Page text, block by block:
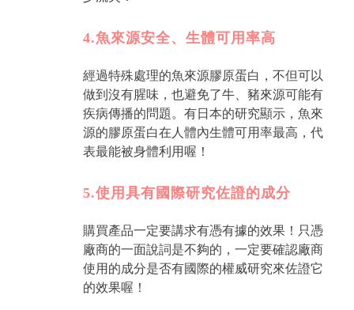
4.魚來源安全、生體可用率高
經過特殊處理的魚來源膠原蛋白，不但可以
做到沒有腥味，也避免了牛、豬來源可能有
疾病傳播的問題。有日本的研究顯示，魚來
源的膠原蛋白在人體內生體可用率最高，代
表最能被身體利用喔！
5.使用具有國際研究佐證的成分
購買產品一定要講求有憑有據的效果！只憑
廠商的一面說詞是不夠的，一定要確認廠商
使用的成分是否有國際的權威研究來佐證它
的效果喔！